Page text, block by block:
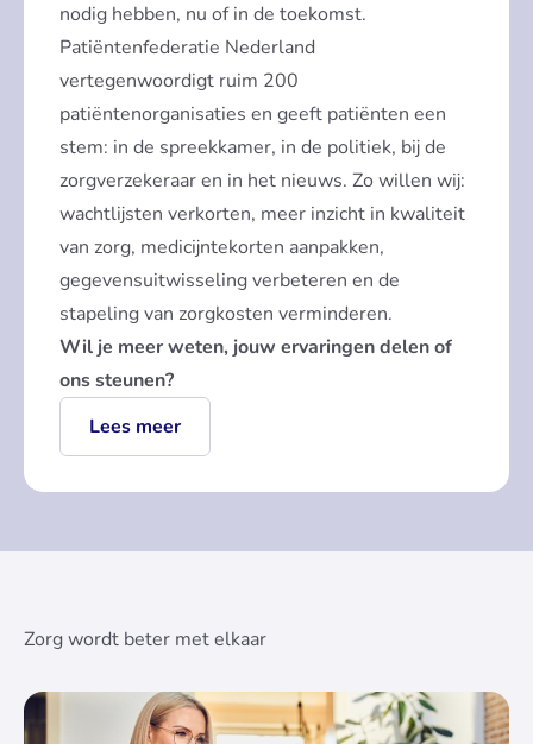
nodig hebben, nu of in de toekomst.
Patiëntenfederatie Nederland
vertegenwoordigt ruim 200
patiëntenorganisaties en geeft patiënten een
stem: in de spreekkamer, in de politiek, bij de
zorgverzekeraar en in het nieuws. Zo willen wij:
wachtlijsten verkorten, meer inzicht in kwaliteit
van zorg, medicijntekorten aanpakken,
gegevensuitwisseling verbeteren en de
stapeling van zorgkosten verminderen.
Wil je meer weten, jouw ervaringen delen of
ons steunen?
Lees meer
Zorg wordt beter met elkaar